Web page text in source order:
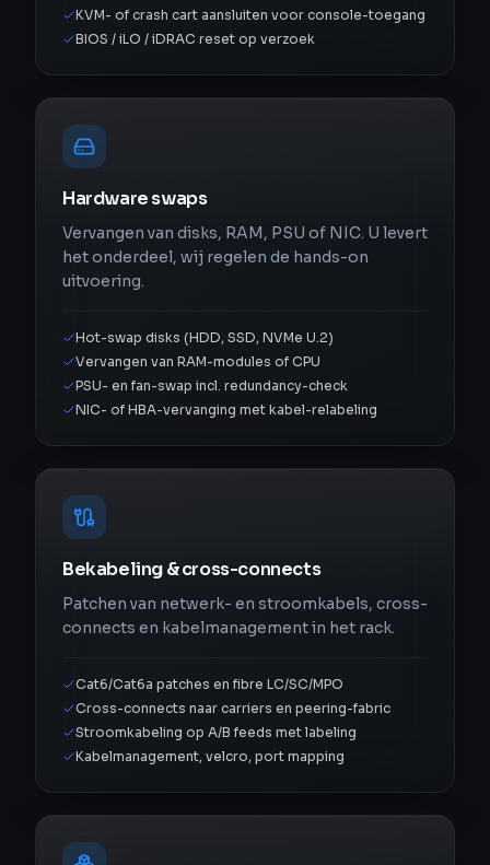
KVM- of crash cart aansluiten voor console-toegang
BIOS / iLO / iDRAC reset op verzoek
Hardware swaps
Vervangen van disks, RAM, PSU of NIC. U levert
het onderdeel, wij regelen de hands-on
uitvoering.
Hot-swap disks (HDD, SSD, NVMe U.2)
Vervangen van RAM-modules of CPU
PSU- en fan-swap incl. redundancy-check
NIC- of HBA-vervanging met kabel-relabeling
Bekabeling & cross-connects
Patchen van netwerk- en stroomkabels, cross-
connects en kabelmanagement in het rack.
Cat6/Cat6a patches en fibre LC/SC/MPO
Cross-connects naar carriers en peering-fabric
Stroomkabeling op A/B feeds met labeling
Kabelmanagement, velcro, port mapping